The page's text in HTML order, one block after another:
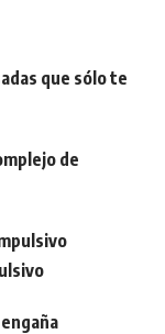
que sólo te
de